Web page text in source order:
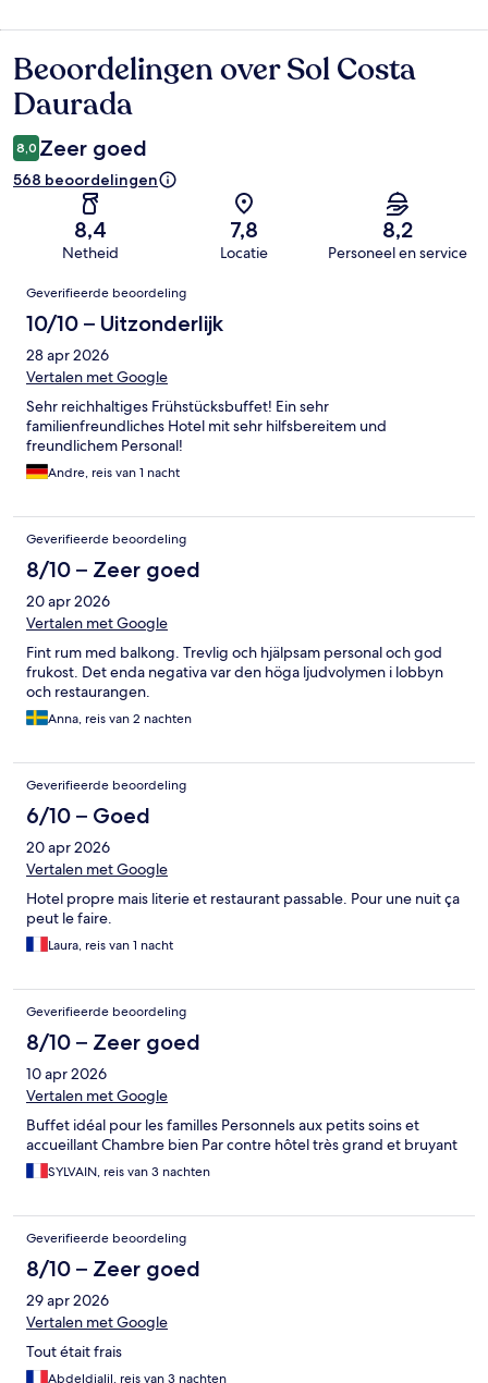
Beoordelingen
Beoordelingen over Sol Costa
Daurada
8,0 Zeer goed
568 beoordelingen
8,4
Netheid
7,8
Locatie
8,2
Personeel en service
Beoordelingen
Geverifieerde beoordeling
10/10 – Uitzonderlijk
28 apr 2026
Vertalen met Google
Sehr reichhaltiges Frühstücksbuffet! Ein sehr
familienfreundliches Hotel mit sehr hilfsbereitem und
freundlichem Personal!
Andre, reis van 1 nacht
Geverifieerde beoordeling
8/10 – Zeer goed
20 apr 2026
Vertalen met Google
Fint rum med balkong. Trevlig och hjälpsam personal och god
frukost. Det enda negativa var den höga ljudvolymen i lobbyn
och restaurangen.
Anna, reis van 2 nachten
Geverifieerde beoordeling
6/10 – Goed
20 apr 2026
Vertalen met Google
Hotel propre mais literie et restaurant passable. Pour une nuit ça
peut le faire.
Laura, reis van 1 nacht
Geverifieerde beoordeling
8/10 – Zeer goed
10 apr 2026
Vertalen met Google
Buffet idéal pour les familles Personnels aux petits soins et
accueillant Chambre bien Par contre hôtel très grand et bruyant
SYLVAIN, reis van 3 nachten
Geverifieerde beoordeling
8/10 – Zeer goed
29 apr 2026
Vertalen met Google
Tout était frais
Abdeldjalil, reis van 3 nachten